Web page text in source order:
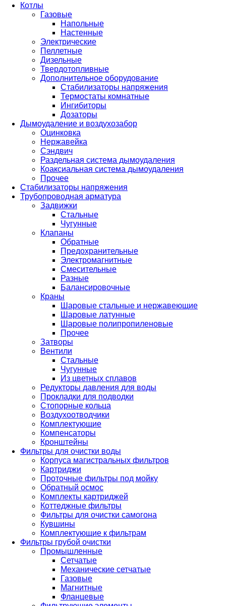
Котлы
Газовые
Напольные
Настенные
Электрические
Пеллетные
Дизельные
Твердотопливные
Дополнительное оборудование
Стабилизаторы напряжения
Термостаты комнатные
Ингибиторы
Дозаторы
Дымоудаление и воздухозабор
Оцинковка
Нержавейка
Сэндвич
Раздельная система дымоудаления
Коаксиальная система дымоудаления
Прочее
Стабилизаторы напряжения
Трубопроводная арматура
Задвижки
Стальные
Чугунные
Клапаны
Обратные
Предохранительные
Электромагнитные
Смесительные
Разные
Балансировочные
Краны
Шаровые стальные и нержавеющие
Шаровые латунные
Шаровые полипропиленовые
Прочее
Затворы
Вентили
Стальные
Чугунные
Из цветных сплавов
Редукторы давления для воды
Прокладки для подводки
Стопорные кольца
Воздухоотводчики
Комплектующие
Компенсаторы
Кронштейны
Фильтры для очистки воды
Корпуса магистральных фильтров
Картриджи
Проточные фильтры под мойку
Обратный осмос
Комплекты картриджей
Коттеджные фильтры
Фильтры для очистки самогона
Кувшины
Комплектующие к фильтрам
Фильтры грубой очистки
Промышленные
Сетчатые
Механические сетчатые
Газовые
Магнитные
Фланцевые